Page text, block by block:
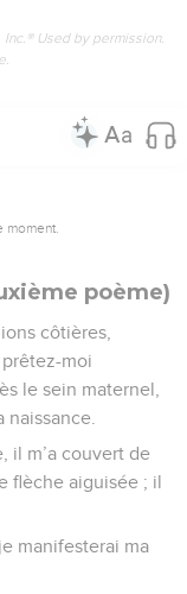
Used by permission.
poème)
côtières,
moi
le sein maternel,
il m’a couvert de
flèche aiguisée ; il
manifesterai ma